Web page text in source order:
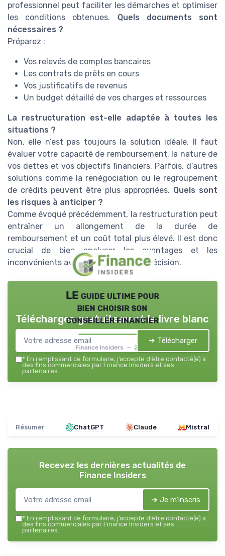
professionnel peut faciliter les démarches et optimiser
les conditions obtenues. Quels documents sont
nécessaires ?
Préparez :
Vos relevés de comptes bancaires
Les contrats de prêts en cours
Vos justificatifs de revenus
Un budget détaillé de vos charges et ressources
La restructuration est-elle adaptée à toutes les
situations ?
Non, elle n’est pas toujours la solution idéale. Il faut
évaluer votre capacité de remboursement, la nature de
vos dettes et vos objectifs financiers. Parfois, d’autres
solutions comme la renégociation ou le regroupement
de crédits peuvent être plus appropriées. Quels sont
les risques à anticiper ?
Comme évoqué précédemment, la restructuration peut
entraîner un allongement de la durée de
remboursement et un coût total plus élevé. Il est donc
crucial de bien analyser les avantages et les
inconvénients avant de prendre une décision.
LE guide ultime pour
bien choisir son
conseiller financier
Finance Insiders — 2026
Téléchargez gratuitement le livre blanc
➔ Télécharger
* En remplissant ce formulaire, j’accepte d’être contacté(e) à
des fins commerciales par Finance Insiders et ses
partenaires.
Résumer ChatGPT Claude Mistral
Recevez les dernières actualités de
Finance Insiders
➔ Je m'inscris
* En remplissant ce formulaire, j’accepte d’être contacté(e) à
des fins commerciales par Finance Insiders et ses
partenaires.